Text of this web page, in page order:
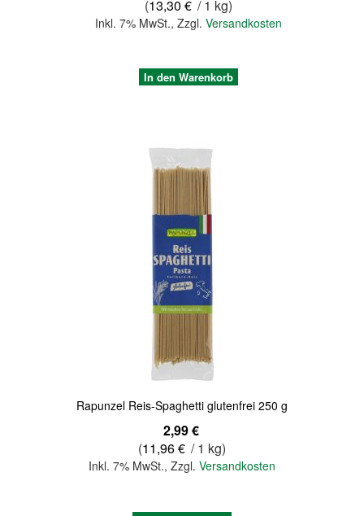
(13,30 € / 1 kg)
Inkl. 7% MwSt.,Zzgl.Versandkosten
In den Warenkorb
Rapunzel Reis-Spaghetti glutenfrei 250 g
2,99 €
(11,96 € / 1 kg)
Inkl. 7% MwSt., Zzgl. Versandkosten